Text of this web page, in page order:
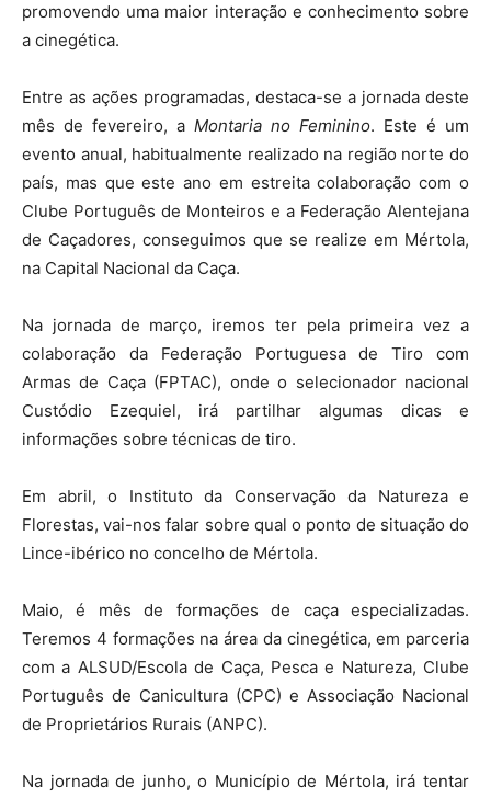
promovendo uma maior interação e conhecimento sobre
a cinegética.
Entre as ações programadas, destaca-se a jornada deste
mês de fevereiro, a Montaria no Feminino. Este é um
evento anual, habitualmente realizado na região norte do
país, mas que este ano em estreita colaboração com o
Clube Português de Monteiros e a Federação Alentejana
de Caçadores, conseguimos que se realize em Mértola,
na Capital Nacional da Caça.
Na jornada de março, iremos ter pela primeira vez a
colaboração da Federação Portuguesa de Tiro com
Armas de Caça (FPTAC), onde o selecionador nacional
Custódio Ezequiel, irá partilhar algumas dicas e
informações sobre técnicas de tiro.
Em abril, o Instituto da Conservação da Natureza e
Florestas, vai-nos falar sobre qual o ponto de situação do
Lince-ibérico no concelho de Mértola.
Maio, é mês de formações de caça especializadas.
Teremos 4 formações na área da cinegética, em parceria
com a ALSUD/Escola de Caça, Pesca e Natureza, Clube
Português de Canicultura (CPC) e Associação Nacional
de Proprietários Rurais (ANPC).
Na jornada de junho, o Município de Mértola, irá tentar